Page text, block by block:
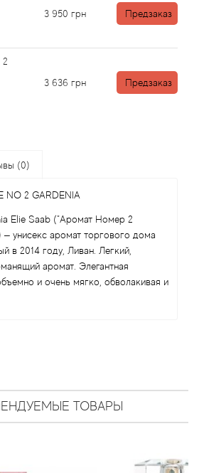
3 950 грн Предзаказ
2
3 636 грн Предзаказ
(0)
NO 2 GARDENIA
Elie Saab ("Аромат Номер 2
унисекс аромат торгового дома
в 2014 году, Ливан. Легкий,
аромат. Элегантная
и очень мягко, обволакивая и
ТОВАРЫ